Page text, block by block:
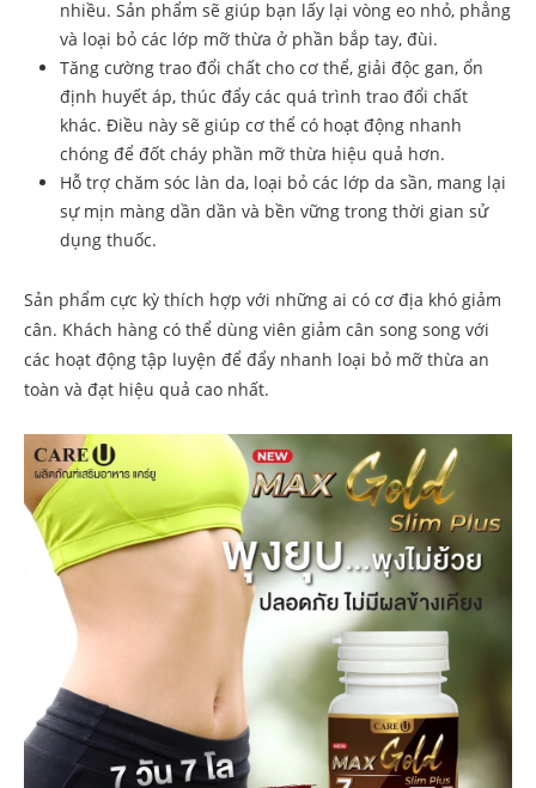
nhiều. Sản phẩm sẽ giúp bạn lấy lại vòng eo nhỏ, phẳng
và loại bỏ các lớp mỡ thừa ở phần bắp tay, đùi.
Tăng cường trao đổi chất cho cơ thể, giải độc gan, ổn
định huyết áp, thúc đẩy các quá trình trao đổi chất
khác. Điều này sẽ giúp cơ thể có hoạt động nhanh
chóng để đốt cháy phần mỡ thừa hiệu quả hơn.
Hỗ trợ chăm sóc làn da, loại bỏ các lớp da sần, mang lại
sự mịn màng dần dần và bền vững trong thời gian sử
dụng thuốc.
Sản phẩm cực kỳ thích hợp với những ai có cơ địa khó giảm
cân. Khách hàng có thể dùng viên giảm cân song song với
các hoạt động tập luyện để đẩy nhanh loại bỏ mỡ thừa an
toàn và đạt hiệu quả cao nhất.